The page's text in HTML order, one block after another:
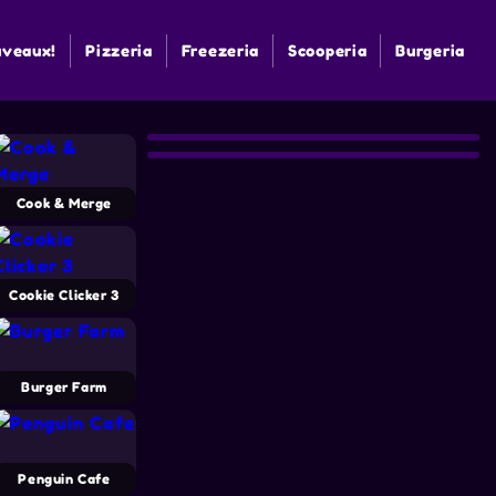
Pizzeria Freezeria Scooperia Burgeria
Cook & Merge
Cookie Clicker 3
Burger Farm
Penguin Cafe